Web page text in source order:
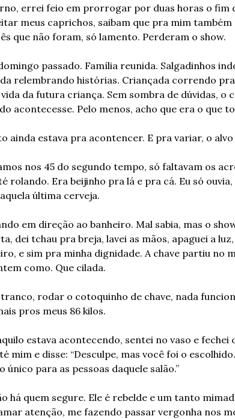
errei feio em prorrogar por duas horas o fim
meus caprichos, saibam que pra mim
que não foram, só lamento. Perderam o show.
passado. Família reunida. Salgadinhos
relembrando histórias. Criançada correndo
da futura criança. Sem sombra de dúvidas,
acontecesse. Pelo menos, acho que era o que
ainda estava pra acontencer. E pra variar, o alvo
nos 45 do segundo tempo, só faltavam os
rolando. Era beijinho pra lá e pra cá. Eu só
última cerveja.
em direção ao banheiro. Mal sabia, mas o
dei tchau pra breja, lavei as mãos, apaguei a
e sim pra minha dignidade. A chave partiu no
como. Que cilada.
rodar o cotoquinho de chave, nada
pros meus 86 kilos.
estava acontecendo, sentei no vaso e fechei
mim e disse: “Desculpe, mas você foi o
para as pessoas daquele salão.”
há quem segure. Ele é rebelde e um tanto
atenção, me fazendo passar vergonha nos